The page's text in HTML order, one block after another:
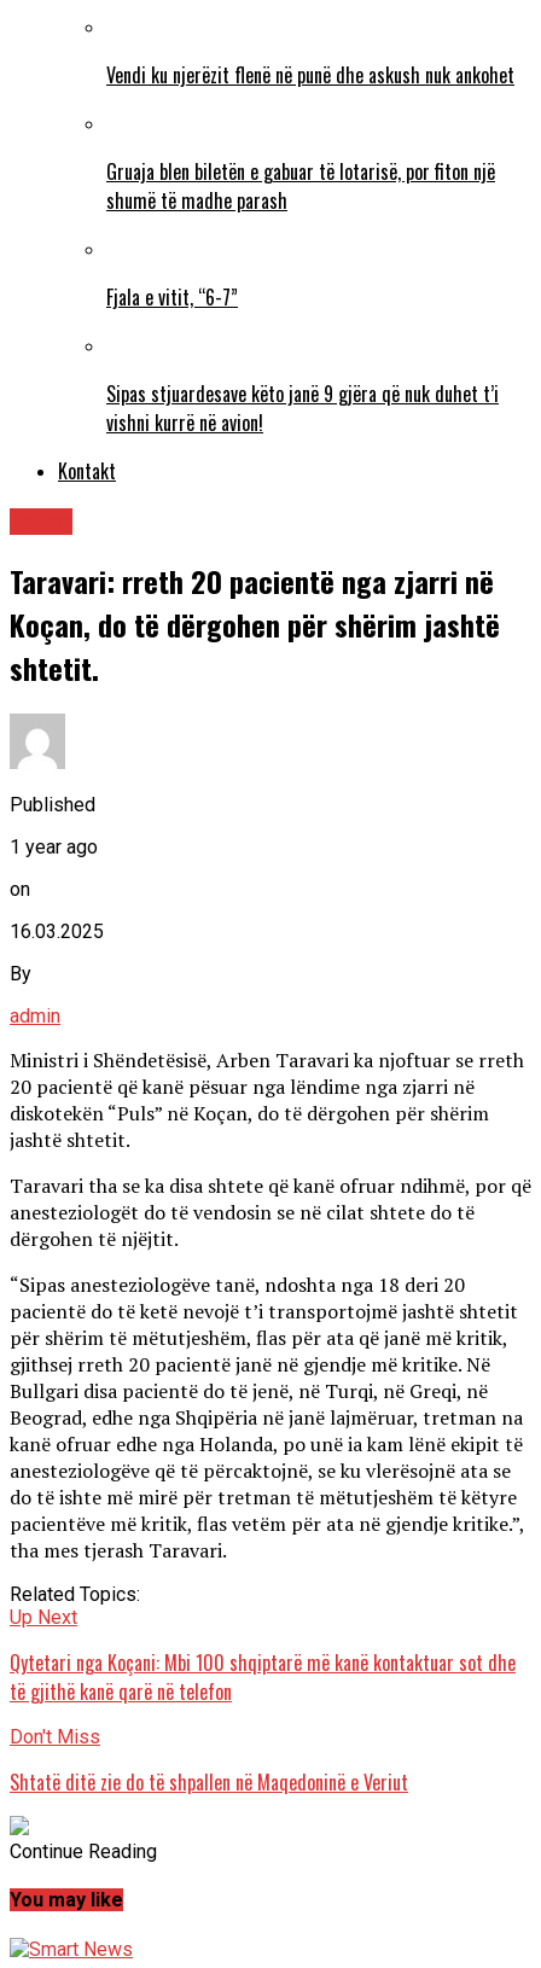
Vendi ku njerëzit flenë në punë dhe askush nuk ankohet
Gruaja blen biletën e gabuar të lotarisë, por fiton një
shumë të madhe parash
Fjala e vitit, “6-7”
Sipas stjuardesave këto janë 9 gjëra që nuk duhet t’i
vishni kurrë në avion!
Kontakt
Taravari: rreth 20 pacientë nga zjarri në
Koçan, do të dërgohen për shërim jashtë
shtetit.
Published
1 year ago
on
16.03.2025
By
admin
Ministri i Shëndetësisë, Arben Taravari ka njoftuar se rreth
20 pacientë që kanë pësuar nga lëndime nga zjarri në
diskotekën “Puls” në Koçan, do të dërgohen për shërim
jashtë shtetit.
Taravari tha se ka disa shtete që kanë ofruar ndihmë, por që
anesteziologët do të vendosin se në cilat shtete do të
dërgohen të njëjtit.
“Sipas anesteziologëve tanë, ndoshta nga 18 deri 20
pacientë do të ketë nevojë t’i transportojmë jashtë shtetit
për shërim të mëtutjeshëm, flas për ata që janë më kritik,
gjithsej rreth 20 pacientë janë në gjendje më kritike. Në
Bullgari disa pacientë do të jenë, në Turqi, në Greqi, në
Beograd, edhe nga Shqipëria në janë lajmëruar, tretman na
kanë ofruar edhe nga Holanda, po unë ia kam lënë ekipit të
anesteziologëve që të përcaktojnë, se ku vlerësojnë ata se
do të ishte më mirë për tretman të mëtutjeshëm të këtyre
pacientëve më kritik, flas vetëm për ata në gjendje kritike.”,
tha mes tjerash Taravari.
Related Topics:
Up Next
Qytetari nga Koçani: Mbi 100 shqiptarë më kanë kontaktuar sot dhe
të gjithë kanë qarë në telefon
Don't Miss
Shtatë ditë zie do të shpallen në Maqedoninë e Veriut
Continue Reading
You may like